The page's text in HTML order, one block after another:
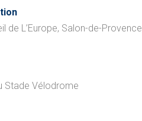
de L’Europe, Salon-de-Provence
Stade Vélodrome